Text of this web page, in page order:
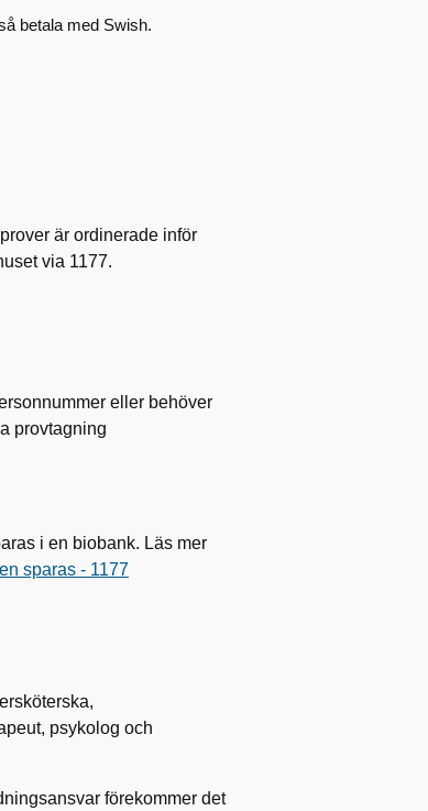
betala med Swish.
är ordinerade inför
via 1177.
eller behöver
provtagning
i en biobank. Läs mer
sparas - 1177
psykolog och
förekommer det